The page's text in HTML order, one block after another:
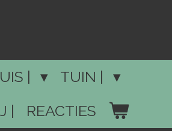
|
TUIN |
| REACTIES